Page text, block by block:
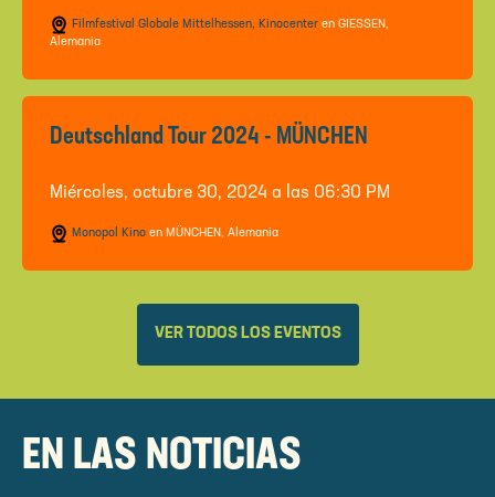
Filmfestival Globale Mittelhessen, Kinocenter en GIESSEN,
Alemania
Deutschland Tour 2024 - MÜNCHEN
Miércoles, octubre 30, 2024 a las 06:30 PM
Monopol Kino en MÜNCHEN, Alemania
VER TODOS LOS EVENTOS
EN LAS NOTICIAS